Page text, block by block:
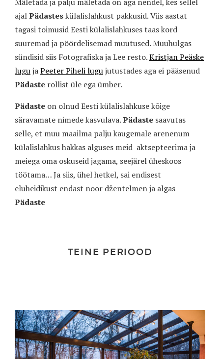
ajalPädasteskülalislahkust pakkusid. Viis aastat
tagasi toimusid Eesti külalislahkuses taas kord
suuremad ja pöördelisemad muutused. Muuhulgas
sündisid siis Fotografiska ja Lee resto.Kristjan Peäske
lugujaPeeter Piheli lugujutustades aga ei pääsenud
Pädaste rollist üle ega ümber.
Pädaste on olnud Eesti külalislahkuse kõige
säravamate nimede kasvulava.Pädaste saavutas
selle, et muu maailma palju kaugemale arenenum
külalislahkus hakkas alguses meid aktsepteerima ja
meiega oma oskuseid jagama, seejärel üheskoos
töötama… Ja siis, ühel hetkel, sai endisest
eluheidikust endast noor džentelmen ja algas
Pädaste
TEINE PERIOOD